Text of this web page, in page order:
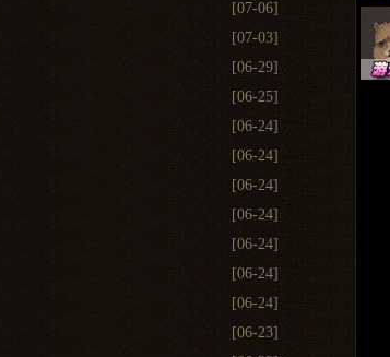
[07-06]
[07-03]
[06-29]
[06-25]
[06-24]
[06-24]
[06-24]
[06-24]
[06-24]
[06-24]
[06-24]
[06-23]